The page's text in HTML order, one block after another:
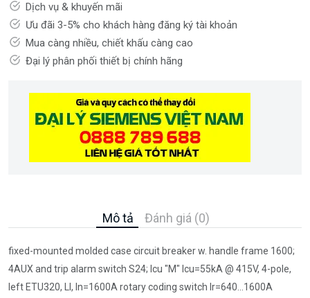
Dịch vụ & khuyến mãi
Ưu đãi 3-5% cho khách hàng đăng ký tài khoản
Mua càng nhiều, chiết khấu càng cao
Đại lý phân phối thiết bị chính hãng
Mô tả Đánh giá (0)
fixed-mounted molded case circuit breaker w. handle frame 1600;
4AUX and trip alarm switch S24; Icu "M" Icu=55kA @ 415V, 4-pole,
left ETU320, LI, In=1600A rotary coding switch Ir=640...1600A